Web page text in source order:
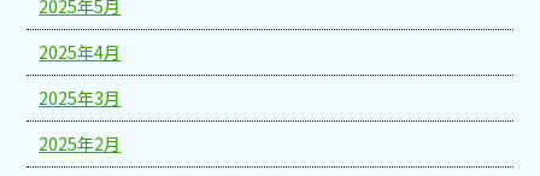
2025年5月
2025年4月
2025年3月
2025年2月